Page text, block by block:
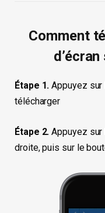
Comment
Étape 1. Appuyez sur
télécharger
Étape 2. Appuyez sur
droite, puis sur le